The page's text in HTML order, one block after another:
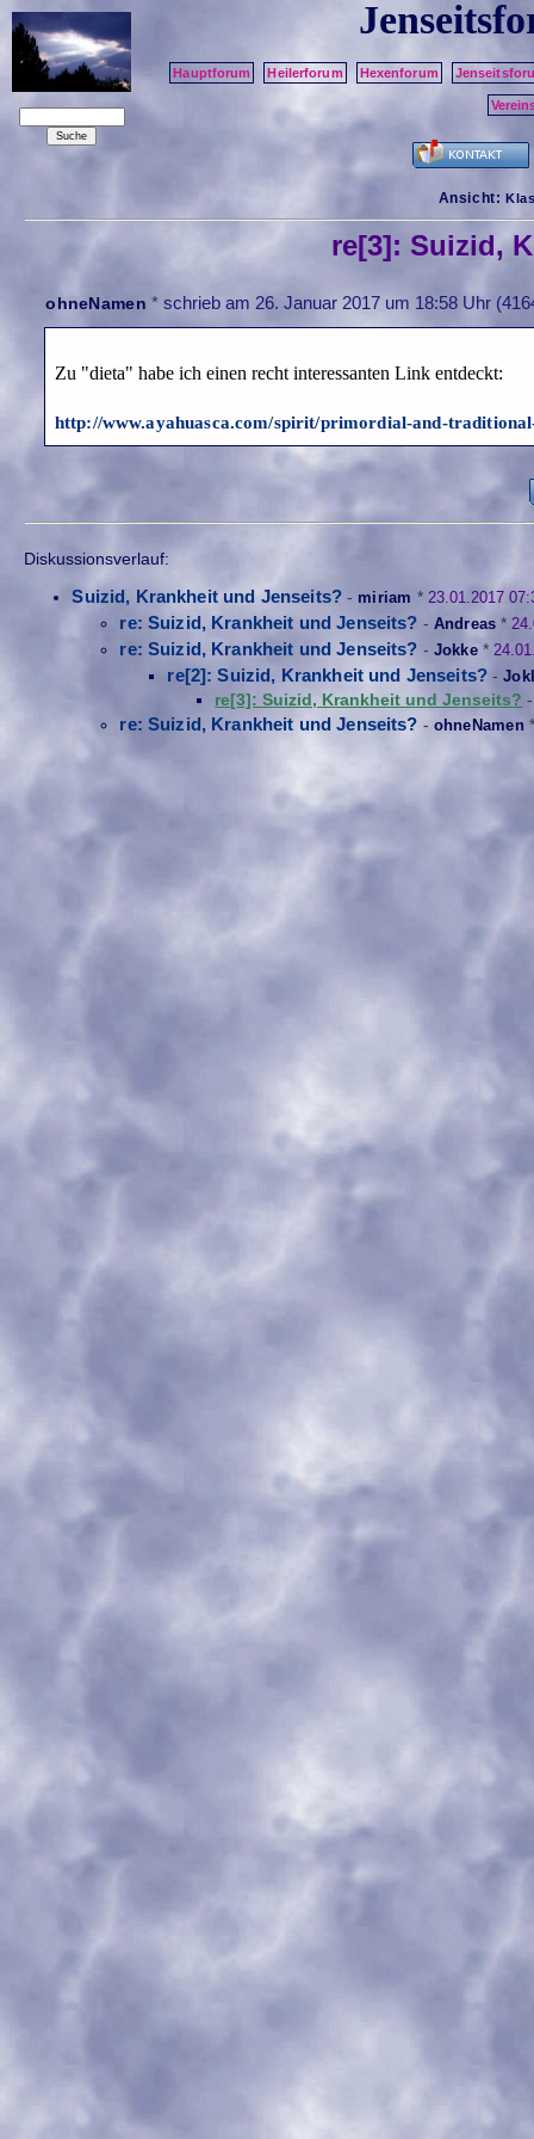
Hauptforum Heilerforum Hexenforum
Ansicht:
re[3]: Suizid,
ohneNamen * schrieb am 26. Januar 2017 um 18:58 Uhr
Zu "dieta" habe ich einen recht interessanten Link entdeckt:
http://www.ayahuasca.com/spirit/primordial-and-
Diskussionsverlauf:
Suizid, Krankheit und Jenseits? - miriam * 23.01.2017
re: Suizid, Krankheit und Jenseits? - Andreas *
re: Suizid, Krankheit und Jenseits? - Jokke*
re[2]: Suizid, Krankheit und Jenseits? -
re[3]: Suizid, Krankheit und Jenseits?
re: Suizid, Krankheit und Jenseits? - ohneNamen